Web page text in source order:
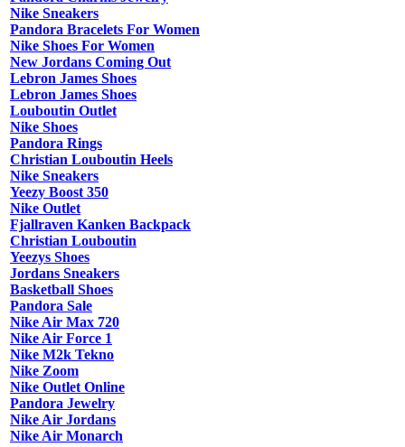
Nike Sneakers
Pandora Bracelets For Women
Nike Shoes For Women
New Jordans Coming Out
Lebron James Shoes
Lebron James Shoes
Louboutin Outlet
Nike Shoes
Pandora Rings
Christian Louboutin Heels
Nike Sneakers
Yeezy Boost 350
Nike Outlet
Fjallraven Kanken Backpack
Christian Louboutin
Yeezys Shoes
Jordans Sneakers
Basketball Shoes
Pandora Sale
Nike Air Max 720
Nike Air Force 1
Nike M2k Tekno
Nike Zoom
Nike Outlet Online
Pandora Jewelry
Nike Air Jordans
Nike Air Monarch